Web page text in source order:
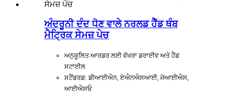
ਅੰਦਰੂਨੀ ਦੰਦ ਧੋਣ ਵਾਲੇ ਨਰਲਡ ਹੈੱਡ ਥੰਬ
ਮੈਟ੍ਰਿਕ ਸੇਮਜ਼ ਪੇਚ
ਅਨੁਕੂਲਿਤ ਆਰਡਰ ਲਈ ਵੱਖਰਾ ਡਰਾਈਵ ਅਤੇ ਹੈੱਡ
ਸਟਾਈਲ
ਸਟੈਂਡਰਡ: ਡੀਆਈਐਨ, ਏਐਨਐਸਆਈ, ਜੇਆਈਐਸ,
ਆਈਐਸਓ